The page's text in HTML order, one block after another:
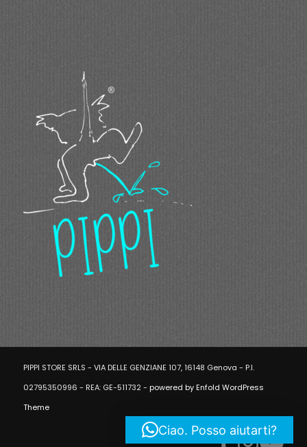
PIPPI STORE SRLS - VIA DELLE GENZIANE 107, 16148 Genova - P.I.
02795350996 - REA: GE-511732 - powered by Enfold WordPress
Theme
Ciao. Posso aiutarti?